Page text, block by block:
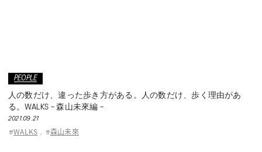
PEOPLE
人の数だけ、違った歩き方がある。人の数だけ、歩く理由があ
る。WALKS – 森山未來編 –
2021.09.21
#WALKS , #森山未來